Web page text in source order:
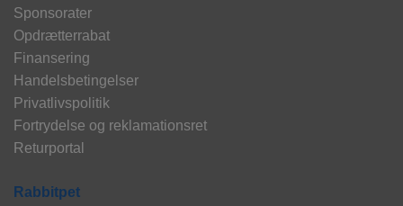
Sponsorater
Opdrætterrabat
Finansering
Handelsbetingelser
Privatlivspolitik
Fortrydelse og reklamationsret
Returportal
Rabbitpet